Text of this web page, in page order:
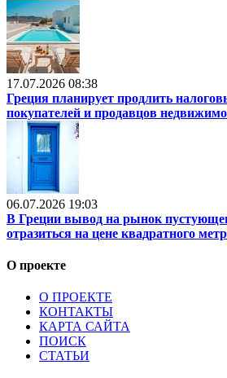
17.07.2026 08:38
Греция планирует продлить
покупателей и продавцов
06.07.2026 19:03
В Греции вывод на рынок
отразиться на цене квадратного
О проекте
О ПРОЕКТЕ
КОНТАКТЫ
КАРТА САЙТА
ПОИСК
СТАТЬИ